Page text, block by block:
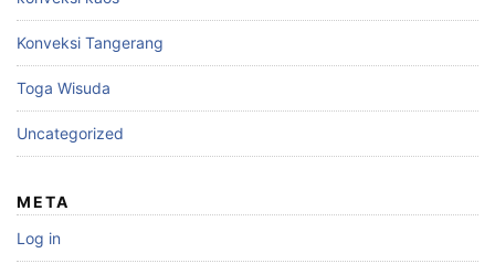
Konveksi Tangerang
Toga Wisuda
Uncategorized
META
Log in